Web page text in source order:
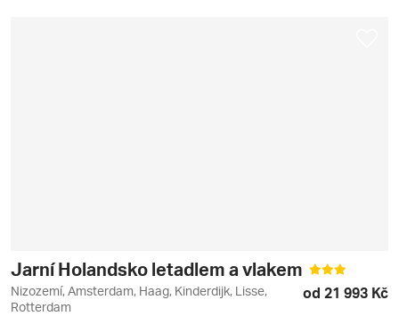
Jarní Holandsko letadlem a vlakem
Nizozemí, Amsterdam, Haag, Kinderdijk, Lisse,
Rotterdam
od 21 993 Kč